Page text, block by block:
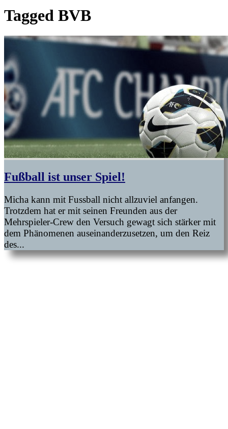
Tagged BVB
Fußball ist unser Spiel!
Micha kann mit Fussball nicht allzuviel anfangen.
Trotzdem hat er mit seinen Freunden aus der
Mehrspieler-Crew den Versuch gewagt sich stärker mit
dem Phänomenen auseinanderzusetzen, um den Reiz
des...